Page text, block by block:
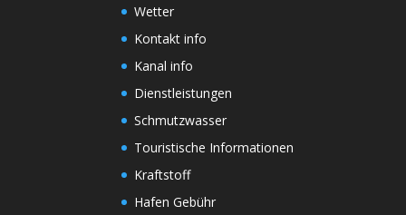
Wetter
Kontakt info
Kanal info
Dienstleistungen
Schmutzwasser
Touristische Informationen
Kraftstoff
Hafen Gebühr